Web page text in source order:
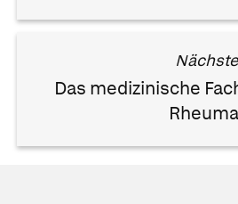
Das medizinische